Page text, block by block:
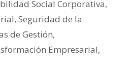
Social Corporativa,
, Seguridad de la
de Gestión,
Empresarial,